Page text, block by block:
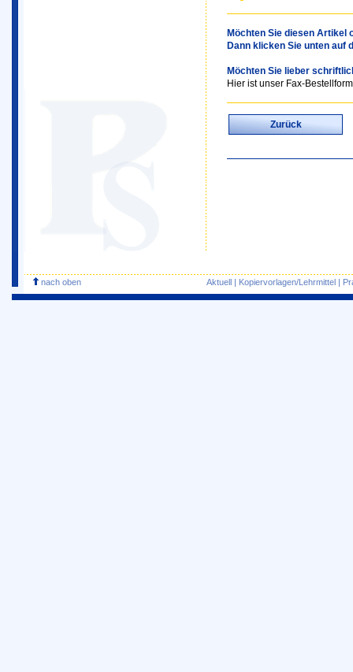
Möchten Sie diesen Artikel
Dann klicken Sie unten auf
Möchten Sie lieber
Hier ist unser Fax-
Zurück
nach oben Aktuell | Kopiervorlagen/Lehrmittel |